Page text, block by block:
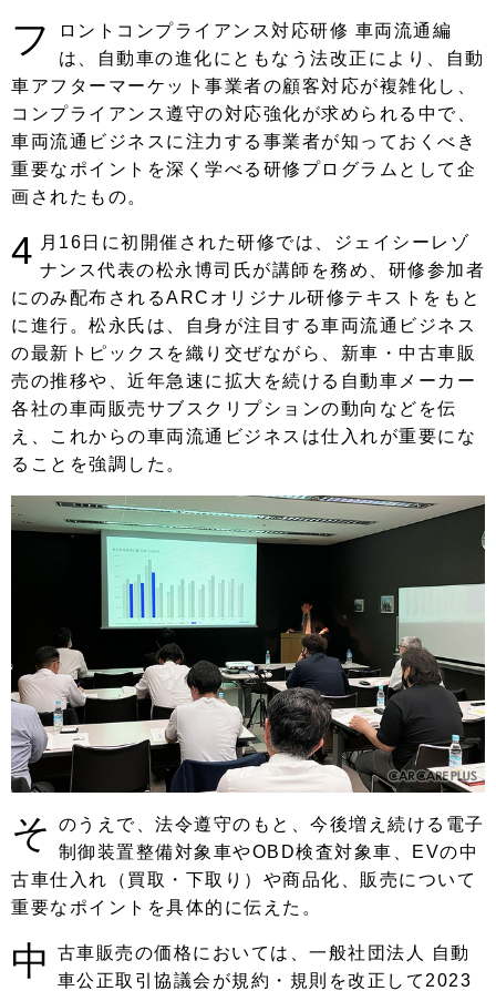
フ
ロントコンプライアンス対応研修 車両流通編
は、自動車の進化にともなう法改正により、自動
車アフターマーケット事業者の顧客対応が複雑化し、
コンプライアンス遵守の対応強化が求められる中で、
車両流通ビジネスに注力する事業者が知っておくべき
重要なポイントを深く学べる研修プログラムとして企
画されたもの。
4 月16日に初開催された研修では、ジェイシーレゾ
ナンス代表の松永博司氏が講師を務め、研修参加者
にのみ配布されるARCオリジナル研修テキストをもと
に進行。松永氏は、自身が注目する車両流通ビジネス
の最新トピックスを織り交ぜながら、新車・中古車販
売の推移や、近年急速に拡大を続ける自動車メーカー
各社の車両販売サブスクリプションの動向などを伝
え、これからの車両流通ビジネスは仕入れが重要にな
ることを強調した。
そ
のうえで、法令遵守のもと、今後増え続ける電子
制御装置整備対象車やOBD検査対象車、EVの中
古車仕入れ（買取・下取り）や商品化、販売について
重要なポイントを具体的に伝えた。
中
古車販売の価格においては、一般社団法人 自動
車公正取引協議会が規約・規則を改正して2023